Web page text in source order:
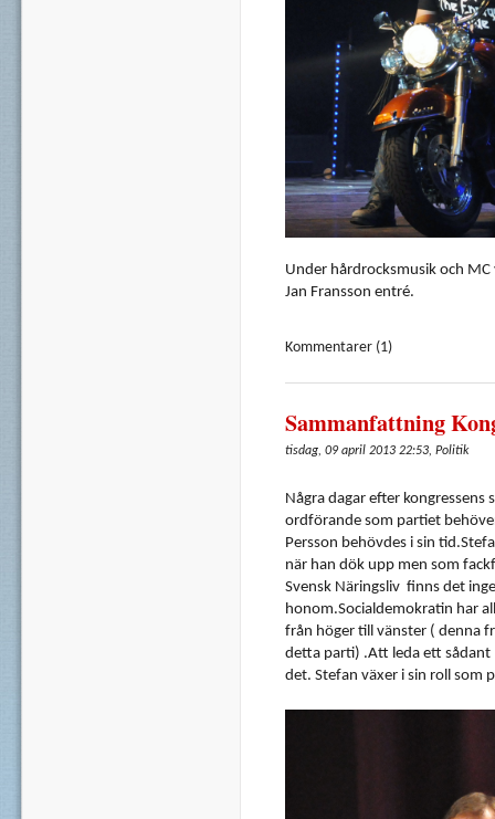
Under hårdrocksmusik och MC
Jan Fransson entré.
Kommentarer (1)
Sammanfattning
tisdag, 09 april 2013 22:53, Politik
Några dagar efter kongressens
ordförande som partiet
Persson behövdes i sin
när han dök upp men som
Svensk Näringsliv finns det
honom.Socialdemokratin har
från höger till vänster ( denna
detta parti) .Att leda ett sådant
det. Stefan växer i sin roll som